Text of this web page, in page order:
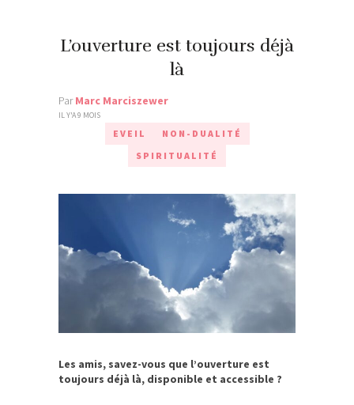
L’ouverture est toujours déjà
là
ParMarc Marciszewer
IL Y'A 9 MOIS
EVEIL
NON-DUALITÉ
SPIRITUALITÉ
Les amis, savez-vous que l’ouverture est
toujours déjà là, disponible et accessible ?